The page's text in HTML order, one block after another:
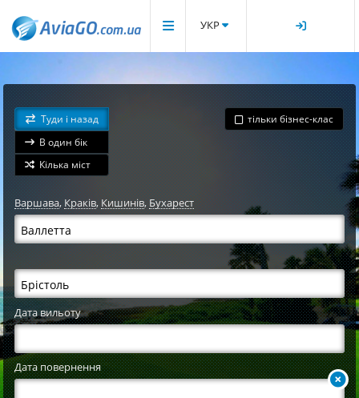
УКР
Туди і назад
В один бік
Кілька міст
тільки бізнес-клас
Варшава, Краків,Кишинів,Бухарест
Дата вильоту
Дата повернення